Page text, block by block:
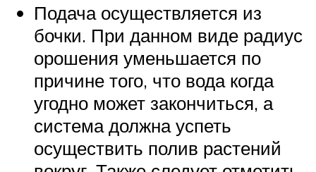
Подача осуществляется из
бочки. При данном виде радиус
орошения уменьшается по
причине того, что вода когда
угодно может закончиться, а
система должна успеть
осуществить полив растений